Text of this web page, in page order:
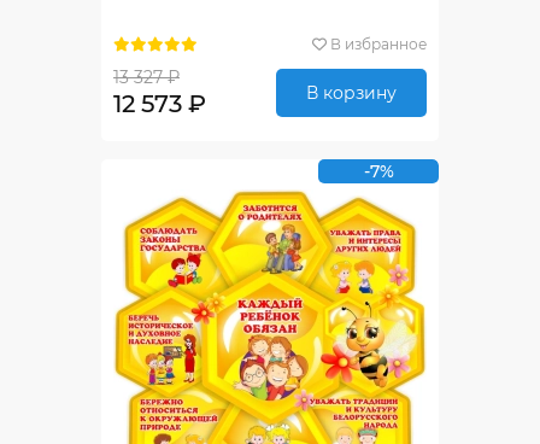
В избранное
13 327 ₽
12 573 ₽ В корзину
-7%